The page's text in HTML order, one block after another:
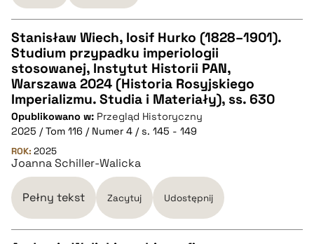
CZYSTY TEKST
pobierz cytat
BIBTEX
pobierz cytat
Stanisław Wiech, Iosif Hurko (1828–1901).
Studium przypadku imperiologii
stosowanej, Instytut Historii PAN,
Warszawa 2024 (Historia Rosyjskiego
Imperializmu. Studia i Materiały), ss. 630
Opublikowano w: Przegląd Historyczny
2025 / Tom 116 / Numer 4 / s. 145 - 149
ROK: 2025
Joanna Schiller-Walicka
Pełny tekst Zacytuj Udostępnij